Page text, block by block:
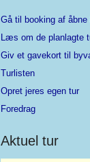
Gå til booking af åbne
Læs om de planlagte
Giv et gavekort til
Turlisten
Opret jeres egen tur
Foredrag
Aktuel tur